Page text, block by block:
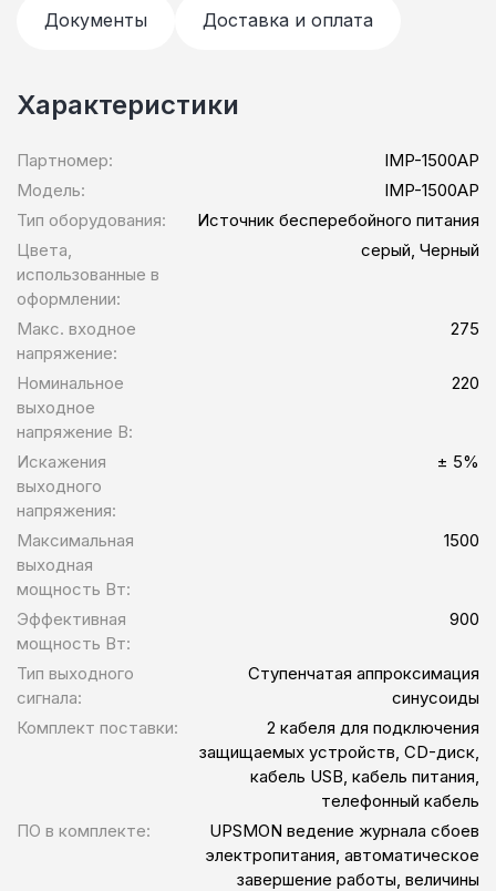
Документы Доставка и оплата
Характеристики
Партномер:
IMP-1500AP
Модель:
IMP-1500AP
Тип оборудования:
Источник бесперебойного питания
Цвета,
использованные в
оформлении:
серый, Черный
Макс. входное
напряжение:
275
Номинальное
выходное
напряжение В:
220
Искажения
выходного
напряжения:
± 5%
Максимальная
выходная
мощность Вт:
1500
Эффективная
мощность Вт:
900
Тип выходного
сигнала:
Ступенчатая аппроксимация
синусоиды
Комплект поставки:
2 кабеля для подключения
защищаемых устройств, CD-диск,
кабель USB, кабель питания,
телефонный кабель
ПО в комплекте:
UPSMON ведение журнала сбоев
электропитания, автоматическое
завершение работы, величины